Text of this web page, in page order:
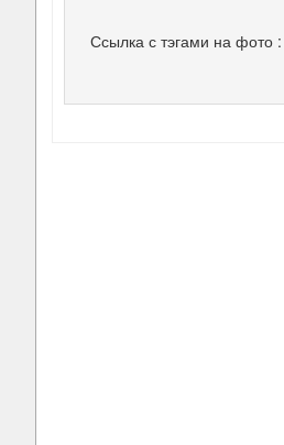
Ссылка с тэгами на фото :